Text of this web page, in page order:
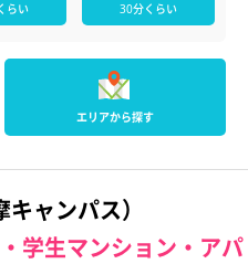
らい 30分くらい
エリアから探す
ャンパス）
学生マンション・アパ